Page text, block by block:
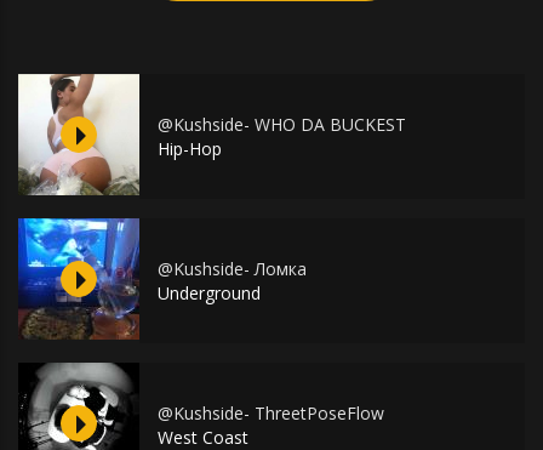
@Kushside- WHO DA BUCKEST
Hip-Hop
@Kushside- Ломка
Underground
@Kushside- ThreetPoseFlow
West Coast